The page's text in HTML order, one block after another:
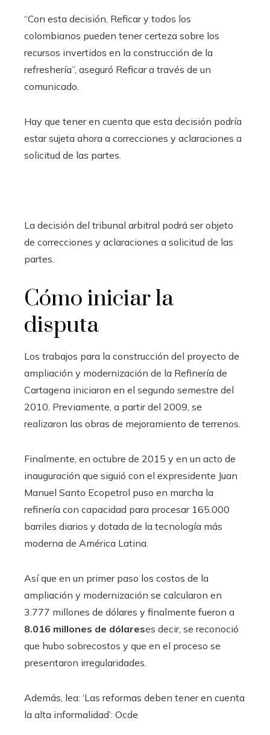
“Con esta decisión, Reficar y todos los
colombianos pueden tener certeza sobre los
recursos invertidos en la construcción de la
refreshería”, aseguró Reficar a través de un
comunicado.
Hay que tener en cuenta que esta decisión podría
estar sujeta ahora a correcciones y aclaraciones a
solicitud de las partes.
La decisión del tribunal arbitral podrá ser objeto
de correcciones y aclaraciones a solicitud de las
partes.
Cómo iniciar la
disputa
Los trabajos para la construcción del proyecto de
ampliación y modernización de la Refinería de
Cartagena iniciaron en el segundo semestre del
2010. Previamente, a partir del 2009, se
realizaron las obras de mejoramiento de terrenos.
Finalmente, en octubre de 2015 y en un acto de
inauguración que siguió con el expresidente Juan
Manuel Santo Ecopetrol puso en marcha la
refinería con capacidad para procesar 165.000
barriles diarios y dotada de la tecnología más
moderna de América Latina.
Así que en un primer paso los costos de la
ampliación y modernización se calcularon en
3.777 millones de dólares y finalmente fueron a
8.016 millones de dólareses decir, se reconoció
que hubo sobrecostos y que en el proceso se
presentaron irregularidades.
Además, lea: ‘Las reformas deben tener en cuenta
la alta informalidad’: Ocde